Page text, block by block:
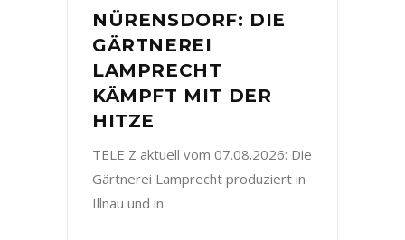
NÜRENSDORF: DIE
GÄRTNEREI
LAMPRECHT
KÄMPFT MIT DER
HITZE
TELE Z aktuell vom 07.08.2026: Die
Gärtnerei Lamprecht produziert in
Illnau und in